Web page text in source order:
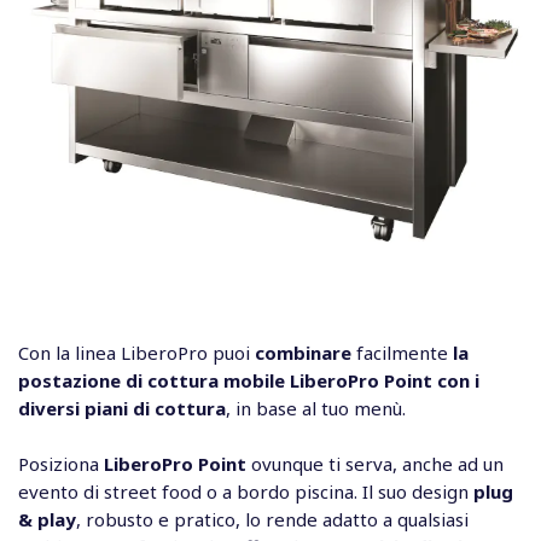
I piani a induzione LiberoPro (disponibili in versione mono
zona o doppia zona) sono altamente efficienti dal punto
Eccellenza in movimento
Design elegante e massima versatilità.
Perfetta per piatti che richiedono una cottura a
forte intensità, ad esempio grandi quantità di
verdure saltate.
Con la linea LiberoPro puoi combinare facilmente la
postazione di cottura mobile LiberoPro Point con i
diversi piani di cottura, in base al tuo menù.
Posiziona LiberoPro Point ovunque ti serva, anche ad un
evento di street food o a bordo piscina. Il suo design plug
& play, robusto e pratico, lo rende adatto a qualsiasi